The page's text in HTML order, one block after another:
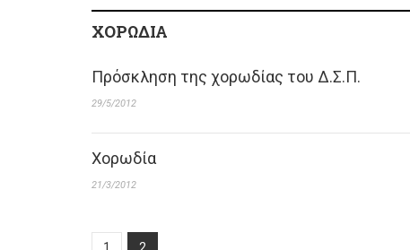
ΧΟΡΩΔΊΑ
Πρόσκληση της χορωδίας του Δ.Σ.Π.
29/5/2012
Χορωδία
21/3/2012